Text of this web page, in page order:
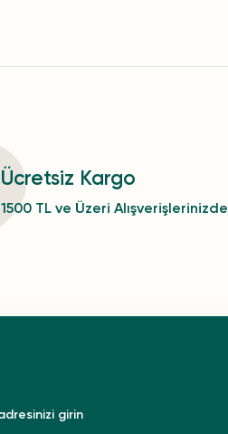
Ücretsiz Kargo
1500 TL ve Üzeri Alışverişlerinizde